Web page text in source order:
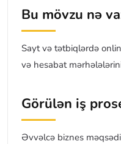
Bu mövzu nə
Sayt və tətbiqlərdə
və hesabat
Görülən iş
Əvvəlcə biznes